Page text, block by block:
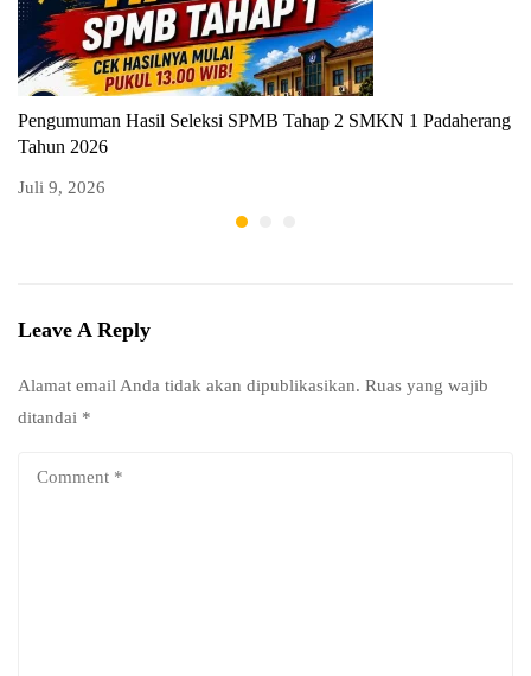
Pengumuman Hasil Seleksi SPMB Tahap 2 SMKN 1 Padaherang
Tahun 2026
Juli 9, 2026
Leave A Reply
Alamat email Anda tidak akan dipublikasikan. Ruas yang wajib
ditandai *